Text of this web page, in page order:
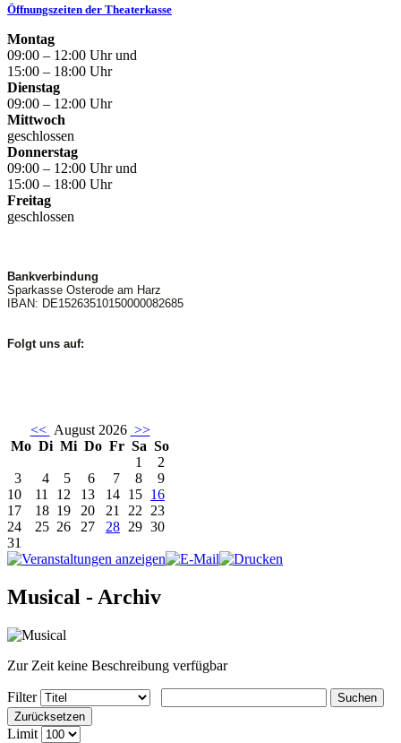
Öffnungszeiten der Theaterkasse
Montag
09:00 – 12:00 Uhr und
15:00 – 18:00 Uhr
Dienstag
09:00 – 12:00 Uhr
Mittwoch
geschlossen
Donnerstag
09:00 – 12:00 Uhr und
15:00 – 18:00 Uhr
Freitag
geschlossen
Bankverbindung
Sparkasse Osterode am Harz
IBAN: DE15263510150000082685
Folgt uns auf:
<< August 2026 >>
Mo Di Mi Do Fr Sa So
1
2
3
4 5 6 7 8
9
10
11 12 13 14 15 16
17
18 19 20 21 22 23
24
25 26 27 28 29 30
31
Musical - Archiv
Zur Zeit keine Beschreibung verfügbar
Filter
Suchen
Zurücksetzen
Limit